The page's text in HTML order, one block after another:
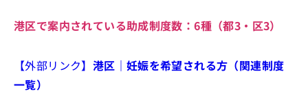
リニック11選
六本木レディースクリニック 六本木院
港区で案内されている助成制度数：6種 （都3・区3）
【外部リンク】 港区｜妊娠を希望される方（関連制度
一覧）
の
お
い
合
わ